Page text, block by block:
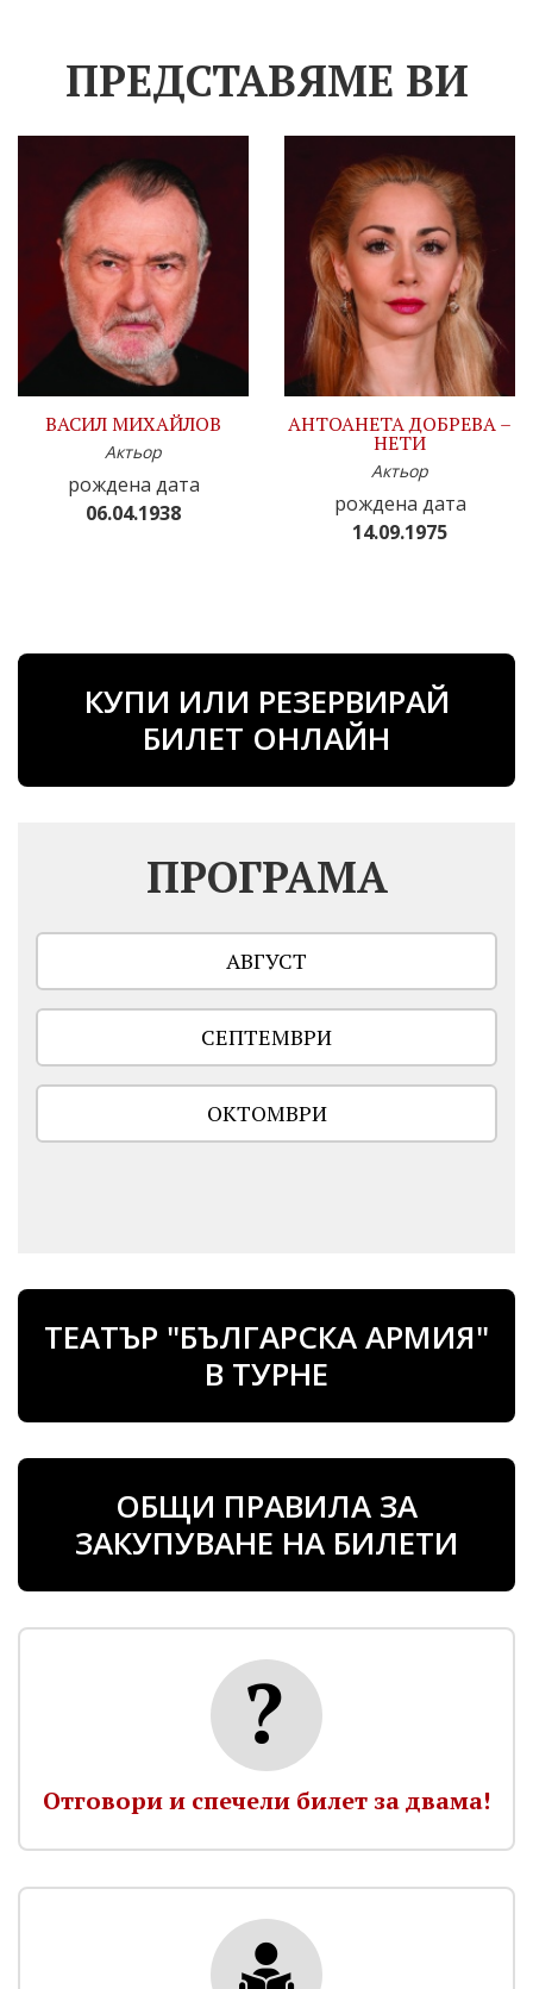
ПРЕДСТАВЯМЕ ВИ
ВАСИЛ МИХАЙЛОВ
Актьор
рождена дата
06.04.1938
АНТОАНЕТА ДОБРЕВА –
НЕТИ
Актьор
рождена дата
14.09.1975
КУПИ ИЛИ РЕЗЕРВИРАЙ
БИЛЕТ ОНЛАЙН
ПРОГРАМА
АВГУСТ
СЕПТЕМВРИ
ОКТОМВРИ
ТЕАТЪР "БЪЛГАРСКА АРМИЯ"
В ТУРНЕ
ОБЩИ ПРАВИЛА ЗА
ЗАКУПУВАНЕ НА БИЛЕТИ
Отговори и спечели билет за двама!